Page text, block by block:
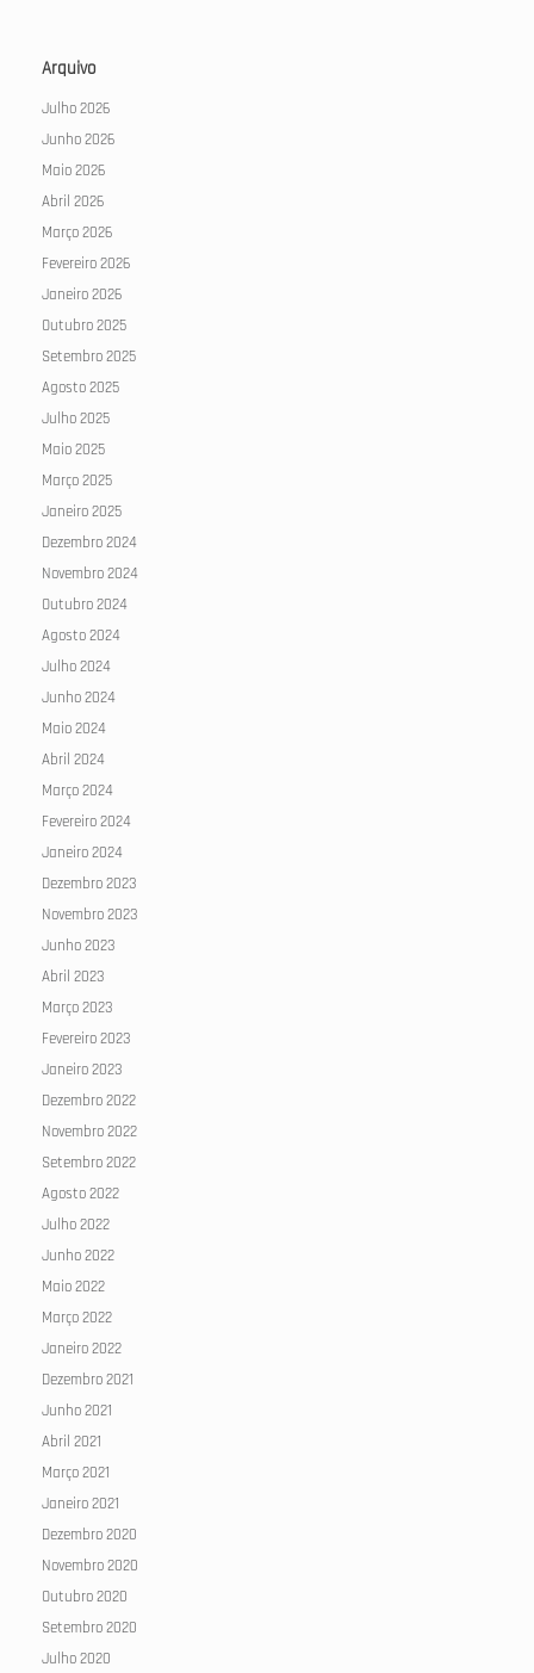
Arquivo
Julho 2026
Junho 2026
Maio 2026
Abril 2026
Março 2026
Fevereiro 2026
Janeiro 2026
Outubro 2025
Setembro 2025
Agosto 2025
Julho 2025
Maio 2025
Março 2025
Janeiro 2025
Dezembro 2024
Novembro 2024
Outubro 2024
Agosto 2024
Julho 2024
Junho 2024
Maio 2024
Abril 2024
Março 2024
Fevereiro 2024
Janeiro 2024
Dezembro 2023
Novembro 2023
Junho 2023
Abril 2023
Março 2023
Fevereiro 2023
Janeiro 2023
Dezembro 2022
Novembro 2022
Setembro 2022
Agosto 2022
Julho 2022
Junho 2022
Maio 2022
Março 2022
Janeiro 2022
Dezembro 2021
Junho 2021
Abril 2021
Março 2021
Janeiro 2021
Dezembro 2020
Novembro 2020
Outubro 2020
Setembro 2020
Julho 2020